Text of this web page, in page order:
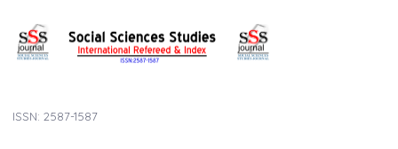
ISSN: 2587-1587